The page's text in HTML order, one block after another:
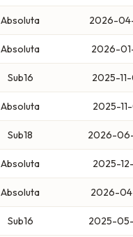
Absoluta 2026-
Absoluta 2026-
Sub16 2025-
Absoluta 2025-
Sub18 2026-
Absoluta 2025-
Absoluta 2026-
Sub16 2025-